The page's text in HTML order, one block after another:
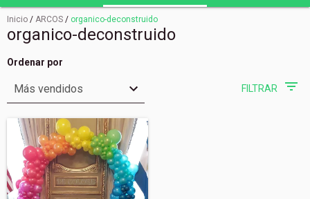
Inicio / ARCOS / organico-deconstruido
organico-deconstruido
Ordenar por
FILTRAR